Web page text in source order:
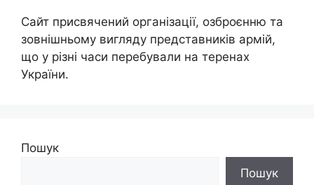
Сайт присвячений організації, озброєнню та
зовнішньому вигляду представників армій,
що у різні часи перебували на теренах
України.
Пошук
Пошук